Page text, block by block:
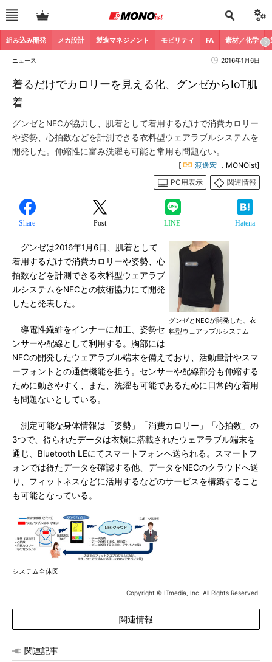
組み込み開発 メカ設計 製造マネジメント モビリティ FA 素材／化学
ニュース 2016年1月6日
着るだけでカロリーを見える化、グンゼからIoT肌
着
グンゼとNECが協力し、肌着として着用するだけで消費カロリー
や姿勢、心拍数などを計測できる衣料型ウェアラブルシステムを
開発した。伸縮性に富み洗濯も可能と常用も問題ない。
[ 渡邊宏 ，MONOist]
PC用表示
関連情報
Share Post LINE Hatena
グンゼとNECが開発した、衣
料型ウェアラブルシステム
グンゼは2016年1月6日、肌着として
着用するだけで消費カロリーや姿勢、心
拍数などを計測できる衣料型ウェアラブ
ルシステムをNECとの技術協力にて開発
したと発表した。
導電性繊維をインナーに加工、姿勢セ
ンサーや配線として利用する。胸部には
NECの開発したウェアラブル端末を備えており、活動量計やスマ
ーフォントとの通信機能を担う。センサーや配線部分も伸縮する
ために動きやすく、また、洗濯も可能であるために日常的な着用
も問題ないとしている。
測定可能な身体情報は「姿勢」「消費カロリー」「心拍数」の
3つで、得られたデータは衣類に搭載されたウェアラブル端末を
通じ、Bluetooth LEにてスマートフォンへ送られる。スマートフ
ォンでは得たデータを確認する他、データをNECのクラウドへ送
り、フィットネスなどに活用するなどのサービスを構築すること
も可能となっている。
システム全体図
Copyright © ITmedia, Inc. All Rights Reserved.
関連情報
関連記事